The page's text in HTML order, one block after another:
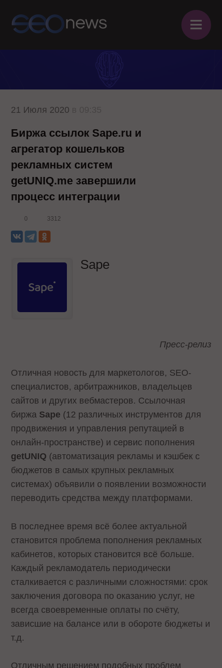
≡
21 Июля 2020
Биржа ссылок Sape.ru и
агрегатор кошельков
рекламных систем
getUNIQ.me завершили
процесс интеграции
0 3312
Sape
Пресс-релиз
Отличная новость для маркетологов, SEO-
специалистов, арбитражников, владельцев
сайтов и других вебмастеров. Ссылочная
биржа Sape (12 различных инструментов для
продвижения и управления репутацией в
онлайн-пространстве) и сервис пополнения
getUNIQ (автоматизация рекламы и кэшбек с
бюджетов в самых крупных рекламных
системах) объявили о появлении возможности
переводить средства между платформами.
В последнее время всё более актуальной
становится проблема пополнения рекламных
кабинетов, которых становится всё больше.
Каждый рекламодатель периодически
сталкивается с различными сложностями: срок
заключения договора по оказанию услуг, не
всегда своевременные оплаты по счёту,
зависшие на балансе или в обороте бюджеты и
т.д.
Отличным решением подобных проблем